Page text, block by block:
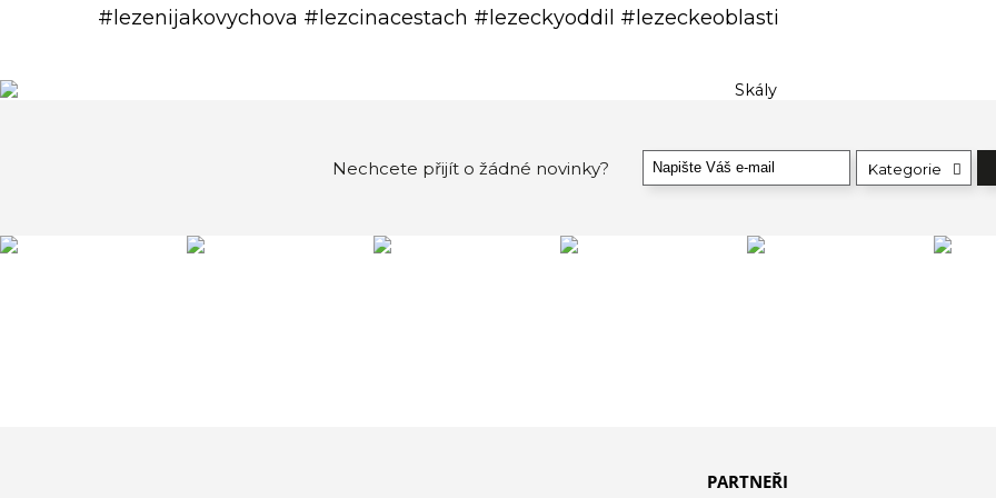
#lezenijakovychova #lezcinacestach #lezeckyoddil #lezeckeoblasti
Nechcete přijít o žádné novinky? Kategorie
PARTNEŘI